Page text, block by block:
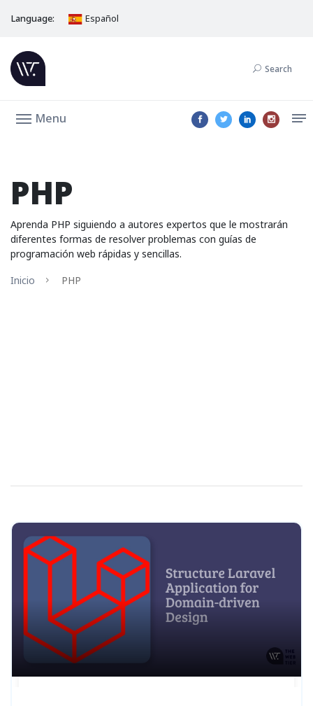
Language: Español
Search
Menu
PHP
Aprenda PHP siguiendo a autores expertos que le mostrarán
diferentes formas de resolver problemas con guías de
programación web rápidas y sencillas.
Inicio
PHP